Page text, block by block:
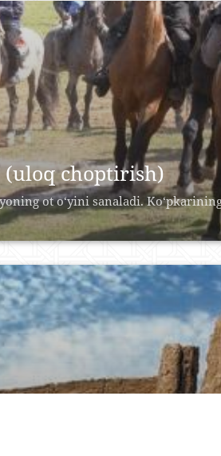
(uloq choptirish)
ot o‘yini sanaladi.